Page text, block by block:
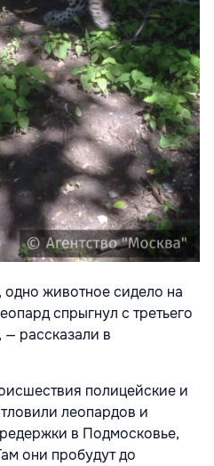
животное сидело на
спрыгнул с третьего
— рассказали в
полицейские и
леопардов и
в Подмосковье,
они пробудут до